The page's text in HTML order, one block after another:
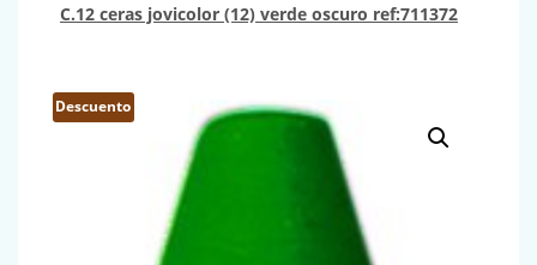
c.12 ceras jovicolor (12) verde oscuro ref:711372
Descuento